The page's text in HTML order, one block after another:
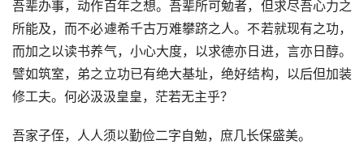
吾辈办事，动作百年之想。吾辈所可勉者，但求尽吾心力之
所能及，而不必遽希千古万难攀跻之人。不若就现有之功，
而加之以读书养气，小心大度，以求德亦日进，言亦日醇。
譬如筑室，弟之立功已有绝大基址，绝好结构，以后但加装
修工夫。何必汲汲皇皇，茫若无主乎？
吾家子侄，人人须以勤俭二字自勉，庶几长保盛美。